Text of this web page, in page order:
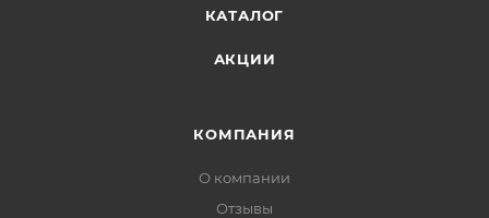
КАТАЛОГ
АКЦИИ
КОМПАНИЯ
О компании
Отзывы